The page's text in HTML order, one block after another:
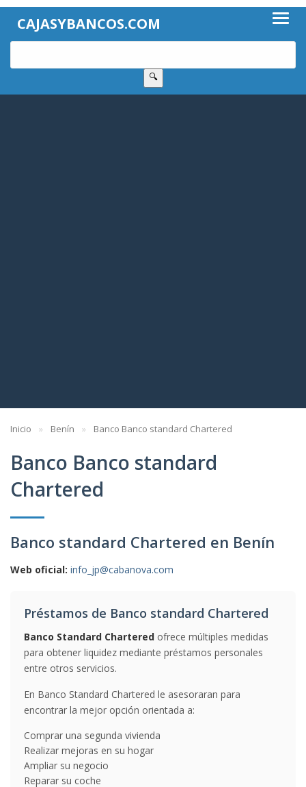
CAJASYBANCOS.COM
🔍
Inicio Benín Banco Banco standard Chartered
Banco Banco standard
Chartered
Banco standard Chartered en Benín
Web oficial: info_jp@cabanova.com
Préstamos de Banco standard Chartered
Banco Standard Chartered ofrece múltiples medidas
para obtener liquidez mediante préstamos personales
entre otros servicios.
En Banco Standard Chartered le asesoraran para
encontrar la mejor opción orientada a:
Comprar una segunda vivienda
Realizar mejoras en su hogar
Ampliar su negocio
Reparar su coche